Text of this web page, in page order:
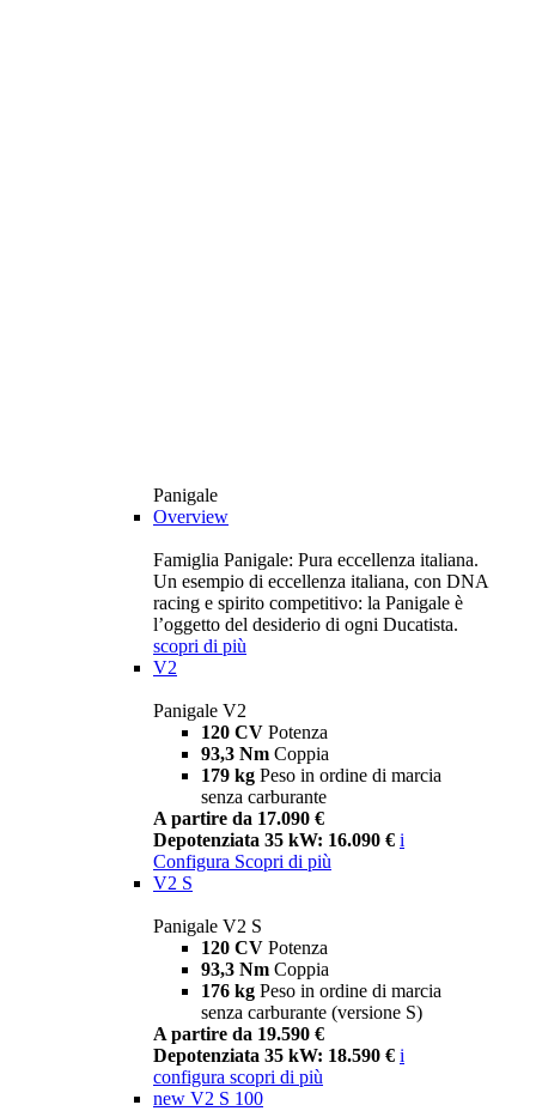
Panigale
Overview
Famiglia Panigale: Pura eccellenza italiana.
Un esempio di eccellenza italiana, con DNA
racing e spirito competitivo: la Panigale è
l’oggetto del desiderio di ogni Ducatista.
scopri di più
V2
Panigale V2
120 CV Potenza
93,3 Nm Coppia
179 kg Peso in ordine di marcia
senza carburante
A partire da 17.090 €
Depotenziata 35 kW: 16.090 € i
Configura Scopri di più
V2 S
Panigale V2 S
120 CV Potenza
93,3 Nm Coppia
176 kg Peso in ordine di marcia
senza carburante (versione S)
A partire da 19.590 €
Depotenziata 35 kW: 18.590 € i
configura scopri di più
new V2 S 100